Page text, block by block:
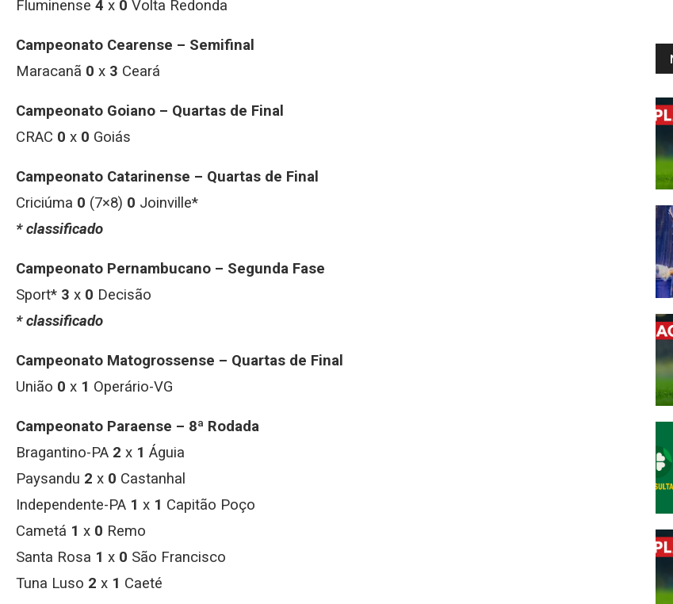
Fluminense 4 x 0 Volta Redonda
Campeonato Cearense – Semifinal
Maracanã 0 x 3 Ceará
Campeonato Goiano – Quartas de Final
CRAC 0 x 0 Goiás
Campeonato Catarinense – Quartas de Final
Criciúma 0 (7×8) 0 Joinville*
* classificado
Campeonato Pernambucano – Segunda Fase
Sport* 3 x 0 Decisão
* classificado
Campeonato Matogrossense – Quartas de Final
União 0 x 1 Operário-VG
Campeonato Paraense – 8ª Rodada
Bragantino-PA 2 x 1 Águia
Paysandu 2 x 0 Castanhal
Independente-PA 1 x 1 Capitão Poço
Cametá 1 x 0 Remo
Santa Rosa 1 x 0 São Francisco
Tuna Luso 2 x 1 Caeté